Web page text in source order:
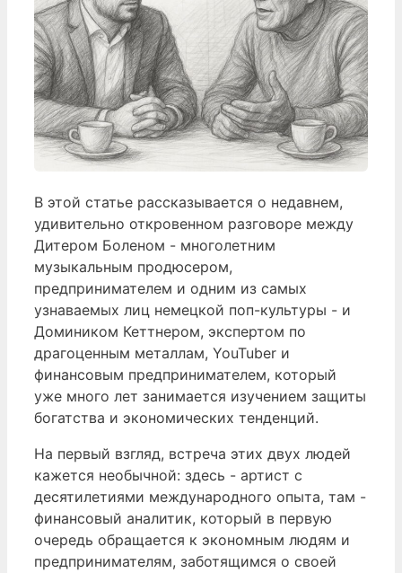
В этой статье рассказывается о недавнем,
удивительно откровенном разговоре между
Дитером Боленом - многолетним
музыкальным продюсером,
предпринимателем и одним из самых
узнаваемых лиц немецкой поп-культуры - и
Домиником Кеттнером, экспертом по
драгоценным металлам, YouTuber и
финансовым предпринимателем, который
уже много лет занимается изучением защиты
богатства и экономических тенденций.
На первый взгляд, встреча этих двух людей
кажется необычной: здесь - артист с
десятилетиями международного опыта, там -
финансовый аналитик, который в первую
очередь обращается к экономным людям и
предпринимателям, заботящимся о своей